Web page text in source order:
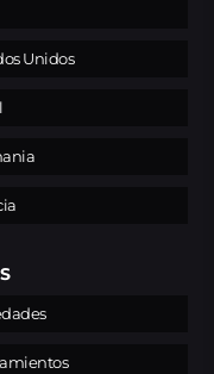
Unidos